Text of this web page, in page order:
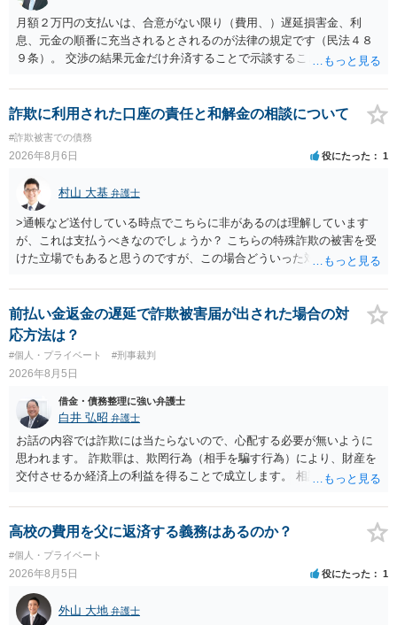
月額２万円の支払いは、合意がない限り（費用、）遅延損害金、利
息、元金の順番に充当されるとされるのが法律の規定です（民法４８
９条）。 交渉の結果元金だけ弁済することで示談することは、弁護士
ることには消極的なことが多いものの、お近くの弁護士にご依頼しチ
ャレンジなさる意義は十分にあると思います。
詐欺に利用された口座の責任と和解金の相談について
#詐欺被害での債務
2026年8月6日 役にたった 1
村山 大基 弁護士
>通帳など送付している時点でこちらに非があるのは理解しています
が、これは支払うべきなのでしょうか？ こちらの特殊詐欺の被害を受
けた立場でもあると思うのですが、この場合どういった対処が必要で
がいいとは思います。 そもそも、特殊詐欺関係なく旦那さんの行為
は法に触れる可能性もあります。 ＞100万を支払わず穏便に和解する
ことは可能でしょうか？ →一般的には難しいです。相談者さんも１０
０万円の被害を受けたとして、１円も払わないで和解したいと言われ
たら、 できるだけ重い刑罰を与えて欲しい、と思われるのではない
でしょうか。 ＞弁護士さんに入ってもらうことで支払額が下がること
はありますか？ そこはあり得ます、ただ、弁護士費用かけるならその
分賠償に回すことも考えられるので、 兼ね合いは考えてみましょう。
前払い金返金の遅延で詐欺被害届が出された場合の対
応方法は？
#個人・プライベート #刑事裁判
2026年8月5日
借金・債務整理に強い弁護士
白井 弘昭 弁護士
お話の内容では詐欺には当たらないので、心配する必要が無いように
思われます。 詐欺罪は、欺罔行為（相手を騙す行為）により、財産を
交付させるか経済上の利益を得ることで成立します。 相談者さんは、
ので、詐欺罪の実行行為性が無く罪に問うことはできません。 おそら
く、相手が真実を話せば警察も取り合わないと思いますが、虚偽の内
容を述べた場合は、捜査はあるかもしれません。 ただし、捜査におい
て、真実を説明すれば、「ちゃんと返しなさいよ」程度の注意で済む
ことだと思われます。 また、返せるお金が無いのであれば、返せない
のは致し方ありません。真摯に分割して支払うことを相手に告げてい
くのみでしょう。 以上、ご参考まで。
高校の費用を父に返済する義務はあるのか？
#個人・プライベート
2026年8月5日 役にたった 1
外山 大地 弁護士